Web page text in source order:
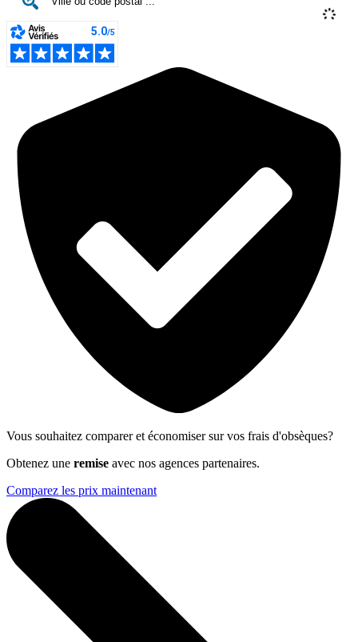
Vous souhaitez comparer et économiser sur vos frais d'obsèques?
Obtenez une remise avec nos agences partenaires.
Comparez les prix maintenant